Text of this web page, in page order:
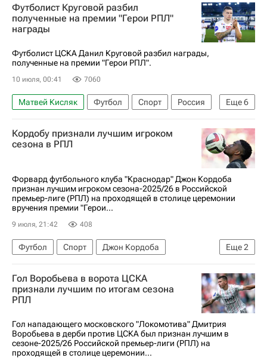
Станислав Агкацев
Денис Адамов
Краснодар
РПЛ 2026-2027 (Чемпионат России по футболу)
Зенит
Максим Бориско
Футболист Круговой разбил
полученные на премии "Герои РПЛ"
награды
Футболист ЦСКА Данил Круговой разбил награды,
полученные на премии "Герои РПЛ".
10 июля, 00:41 7060
Еще6
Матвей Кисляк Футбол Спорт
Россия
Данил Круговой
Пабло Солари
ПФК ЦСКА
Нижний Новгород
РПЛ 2026-2027 (Чемпионат России по футболу)
Кордобу признали лучшим игроком
сезона в РПЛ
Форвард футбольного клуба "Краснодар" Джон Кордоба
признан лучшим игроком сезона-2025/26 в Российской
премьер-лиге (РПЛ) на проходящей в столице церемонии
вручения премии "Герои...
9 июля, 21:42 408
Еще2
Футбол Спорт
Джон Кордоба
Краснодар
РПЛ 2026-2027 (Чемпионат России по футболу)
Гол Воробьева в ворота ЦСКА
признали лучшим по итогам сезона
РПЛ
Гол нападающего московского "Локомотива" Дмитрия
Воробьева в дерби против ЦСКА был признан лучшим в
сезоне-2025/26 Российской премьер-лиги (РПЛ) на
проходящей в столице церемонии...